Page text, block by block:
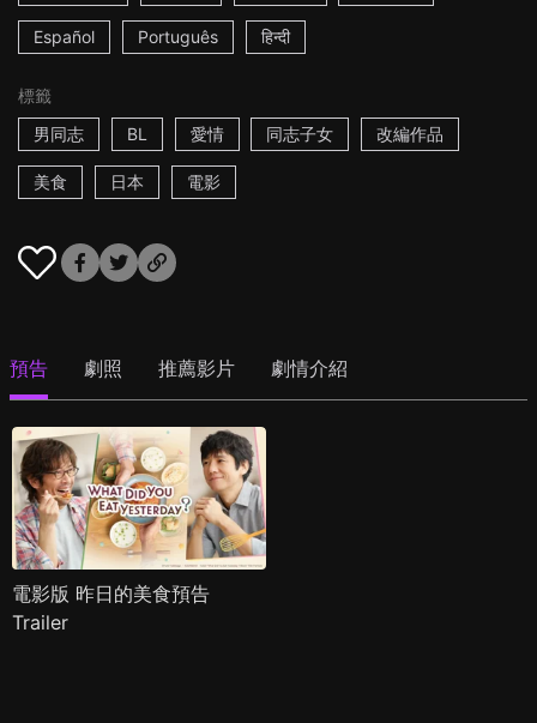
Español Português हिन्दी
標籤
男同志
BL 愛情 同志子女 改編作品
美食 日本 電影
預告 劇照 推薦影片 劇情介紹
電影版 昨日的美食預告
Trailer